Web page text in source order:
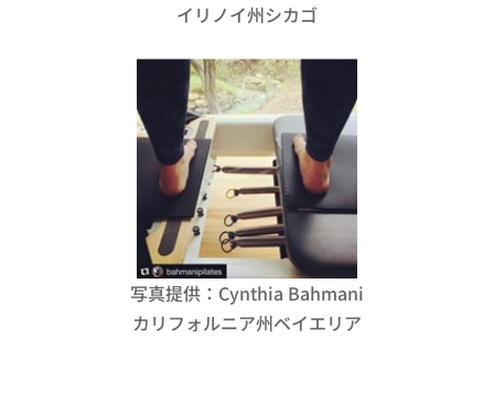
イリノイ州シカゴ
写真提供：Cynthia Bahmani
カリフォルニア州ベイエリア